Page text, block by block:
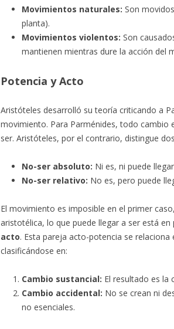
Movimientos naturales: Son
planta).
Movimientos violentos: Son
mantienen mientras dure la acción del
Potencia y Acto
Aristóteles desarrolló su teoría criticando a
movimiento. Para Parménides, todo cambio
ser. Aristóteles, por el contrario, distingue
No-ser absoluto: Ni es, ni puede
No-ser relativo: No es, pero puede
El movimiento es imposible en el primer
aristotélica, lo que puede llegar a ser está en
acto. Esta pareja acto-potencia se
clasificándose en:
Cambio sustancial: El resultado es la
Cambio accidental: No se crean ni
no esenciales.